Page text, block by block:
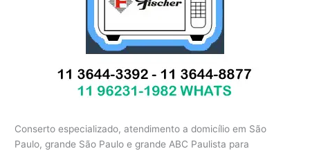
Conserto especializado, atendimento a domicílio em São
Paulo, grande São Paulo e grande ABC Paulista para